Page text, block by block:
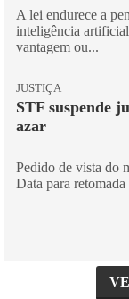
A lei endurece a
inteligência
vantagem ou...
JUSTIÇA
STF suspende
azar
Pedido de vista do
Data para